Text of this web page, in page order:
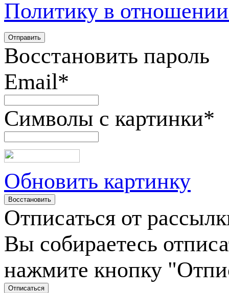
Политику в
Восстановить пароль
Email*
Символы с картинки*
Обновить картинку
Отписаться от
Вы собираетесь
нажмите кнопку